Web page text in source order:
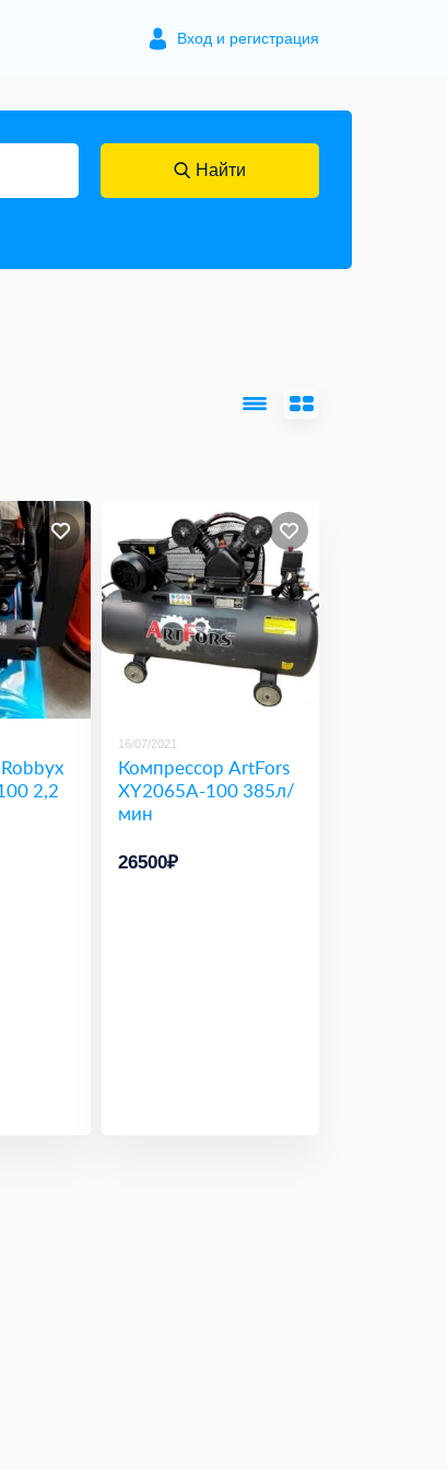
Вход и регистрация
Найти
2,2
16/07/2021
Компрессор ArtFors
XY2065A-100 385л/
мин
26500₽